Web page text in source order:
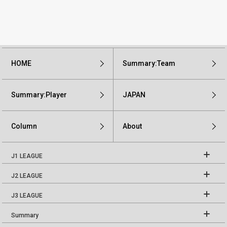
HOME Summary:Team
Summary:Player JAPAN
Column About
J1 LEAGUE
J2 LEAGUE
J3 LEAGUE
Summary